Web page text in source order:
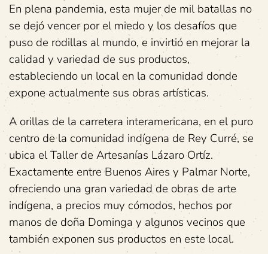
En plena pandemia, esta mujer de mil batallas no
se dejó vencer por el miedo y los desafíos que
puso de rodillas al mundo, e invirtió en mejorar la
calidad y variedad de sus productos,
estableciendo un local en la comunidad donde
expone actualmente sus obras artísticas.
A orillas de la carretera interamericana, en el puro
centro de la comunidad indígena de Rey Curré, se
ubica el Taller de Artesanías Lázaro Ortíz.
Exactamente entre Buenos Aires y Palmar Norte,
ofreciendo una gran variedad de obras de arte
indígena, a precios muy cómodos, hechos por
manos de doña Dominga y algunos vecinos que
también exponen sus productos en este local.